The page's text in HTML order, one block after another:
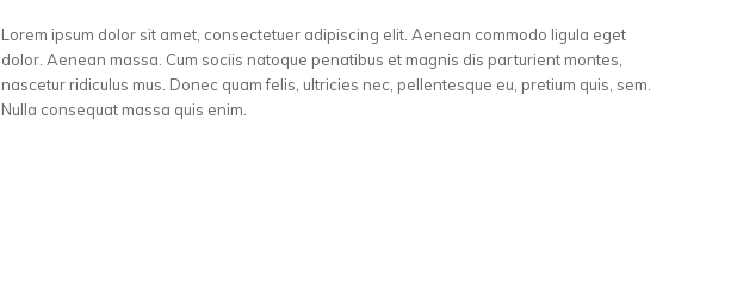
Lorem ipsum dolor sit amet, consectetuer adipiscing elit. Aenean commodo ligula eget
dolor. Aenean massa. Cum sociis natoque penatibus et magnis dis parturient montes,
nascetur ridiculus mus. Donec quam felis, ultricies nec, pellentesque eu, pretium quis, sem.
Nulla consequat massa quis enim.